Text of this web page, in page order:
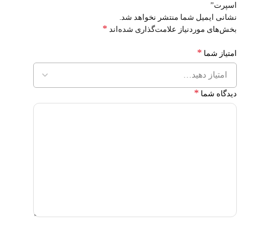
اسپرت”
نشانی ایمیل شما منتشر نخواهد شد.
بخش‌های موردنیاز علامت‌گذاری شده‌اند *
امتیاز شما *
دیدگاه شما *